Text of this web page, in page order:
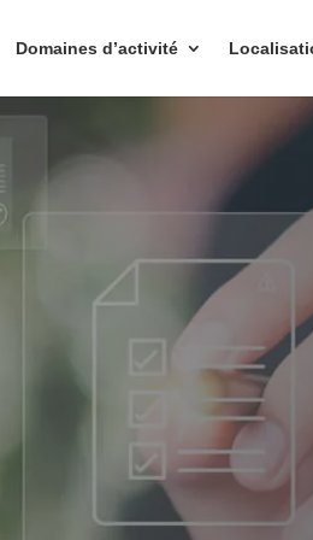
Domaines d’activité